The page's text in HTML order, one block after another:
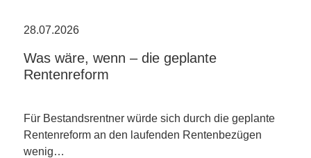
28.07.2026
Was wäre, wenn – die geplante
Rentenreform
Für Bestandsrentner würde sich durch die geplante
Rentenreform an den laufenden Rentenbezügen
wenig…